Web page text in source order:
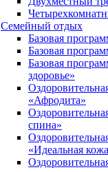
Семейный отдых
Базовая
Базовая
Базовая
здоровье»
«Афродита»
спина»
«Идеальная